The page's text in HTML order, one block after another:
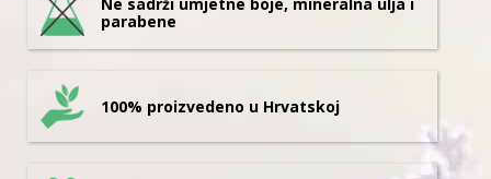
parabene
100% proizvedeno u Hrvatskoj